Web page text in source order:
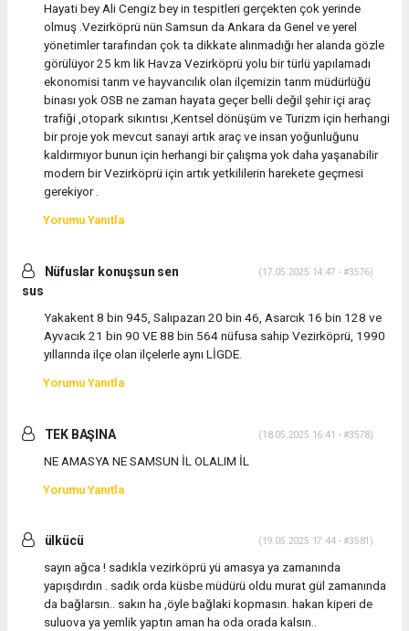
Hayati bey Ali Cengiz bey in tespitleri gerçekten çok yerinde
olmuş .Vezirköprü nün Samsun da Ankara da Genel ve yerel
yönetimler tarafından çok ta dikkate alınmadığı her alanda gözle
görülüyor 25 km lik Havza Vezirköprü yolu bir türlü yapılamadı
ekonomisi tarım ve hayvancılık olan ilçemizin tarım müdürlüğü
binası yok OSB ne zaman hayata geçer belli değil şehir içi araç
trafiği ,otopark sıkıntısı ,Kentsel dönüşüm ve Turizm için herhangi
bir proje yok mevcut sanayi artık araç ve insan yoğunluğunu
kaldırmıyor bunun için herhangi bir çalışma yok daha yaşanabilir
modern bir Vezirköprü için artık yetkililerin harekete geçmesi
gerekiyor .
Yorumu Yanıtla
Nüfuslar konuşsun sen
sus
(17.05.2025 14:47 - #3576)
Yakakent 8 bin 945, Salıpazarı 20 bin 46, Asarcık 16 bin 128 ve
Ayvacık 21 bin 90 VE 88 bin 564 nüfusa sahip Vezirköprü, 1990
yıllarında ilçe olan ilçelerle aynı LİGDE.
Yorumu Yanıtla
TEK BAŞINA (18.05.2025 16:41 - #3578)
NE AMASYA NE SAMSUN İL OLALIM İL
Yorumu Yanıtla
ülkücü (19.05.2025 17:44 - #3581)
sayın ağca ! sadıkla vezirköprü yü amasya ya zamanında
yapışdırdın . sadık orda küsbe müdürü oldu murat gül zamanında
da bağlarsın.. sakın ha ,öyle bağlaki kopmasın. hakan kiperi de
suluova ya yemlik yaptın aman ha oda orada kalsın..